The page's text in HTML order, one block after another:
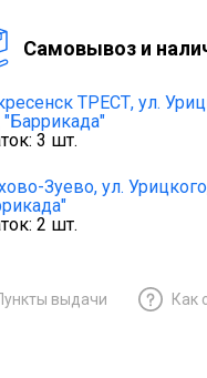
Cамовывоз и
ТРЕСТ, ул.
3 шт.
Зуево, ул.
2 шт.
выдачи Как